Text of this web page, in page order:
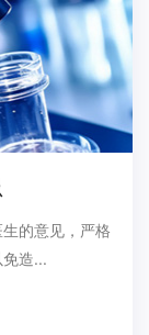
的意见，严格
造...